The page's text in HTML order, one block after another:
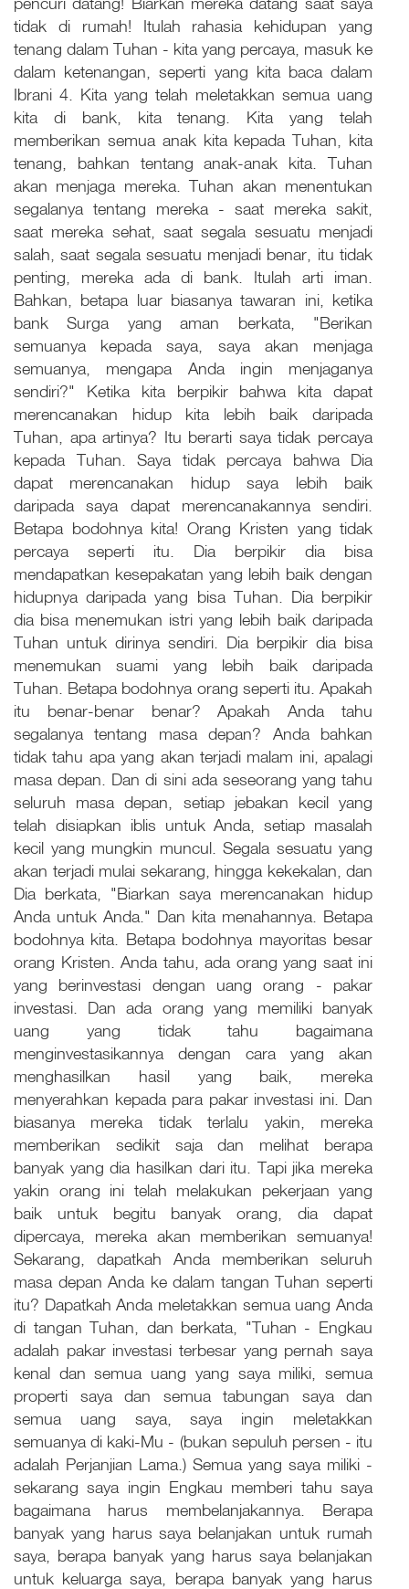
tidak di rumah! Itulah rahasia kehidupan yang
tenang dalam Tuhan - kita yang percaya, masuk ke
dalam ketenangan, seperti yang kita baca dalam
Ibrani 4. Kita yang telah meletakkan semua uang
kita di bank, kita tenang. Kita yang telah
memberikan semua anak kita kepada Tuhan, kita
tenang, bahkan tentang anak-anak kita. Tuhan
akan menjaga mereka. Tuhan akan menentukan
segalanya tentang mereka - saat mereka sakit,
saat mereka sehat, saat segala sesuatu menjadi
salah, saat segala sesuatu menjadi benar, itu tidak
penting, mereka ada di bank. Itulah arti iman.
Bahkan, betapa luar biasanya tawaran ini, ketika
bank Surga yang aman berkata, "Berikan
semuanya kepada saya, saya akan menjaga
semuanya, mengapa Anda ingin menjaganya
sendiri?" Ketika kita berpikir bahwa kita dapat
merencanakan hidup kita lebih baik daripada
Tuhan, apa artinya? Itu berarti saya tidak percaya
kepada Tuhan. Saya tidak percaya bahwa Dia
dapat merencanakan hidup saya lebih baik
daripada saya dapat merencanakannya sendiri.
Betapa bodohnya kita! Orang Kristen yang tidak
percaya seperti itu. Dia berpikir dia bisa
mendapatkan kesepakatan yang lebih baik dengan
hidupnya daripada yang bisa Tuhan. Dia berpikir
dia bisa menemukan istri yang lebih baik daripada
Tuhan untuk dirinya sendiri. Dia berpikir dia bisa
menemukan suami yang lebih baik daripada
Tuhan. Betapa bodohnya orang seperti itu. Apakah
itu benar-benar benar? Apakah Anda tahu
segalanya tentang masa depan? Anda bahkan
tidak tahu apa yang akan terjadi malam ini, apalagi
masa depan. Dan di sini ada seseorang yang tahu
seluruh masa depan, setiap jebakan kecil yang
telah disiapkan iblis untuk Anda, setiap masalah
kecil yang mungkin muncul. Segala sesuatu yang
akan terjadi mulai sekarang, hingga kekekalan, dan
Dia berkata, "Biarkan saya merencanakan hidup
Anda untuk Anda." Dan kita menahannya. Betapa
bodohnya kita. Betapa bodohnya mayoritas besar
orang Kristen. Anda tahu, ada orang yang saat ini
yang berinvestasi dengan uang orang - pakar
investasi. Dan ada orang yang memiliki banyak
uang yang tidak tahu bagaimana
menginvestasikannya dengan cara yang akan
menghasilkan hasil yang baik, mereka
menyerahkan kepada para pakar investasi ini. Dan
biasanya mereka tidak terlalu yakin, mereka
memberikan sedikit saja dan melihat berapa
banyak yang dia hasilkan dari itu. Tapi jika mereka
yakin orang ini telah melakukan pekerjaan yang
baik untuk begitu banyak orang, dia dapat
dipercaya, mereka akan memberikan semuanya!
Sekarang, dapatkah Anda memberikan seluruh
masa depan Anda ke dalam tangan Tuhan seperti
itu? Dapatkah Anda meletakkan semua uang Anda
di tangan Tuhan, dan berkata, "Tuhan - Engkau
adalah pakar investasi terbesar yang pernah saya
kenal dan semua uang yang saya miliki, semua
properti saya dan semua tabungan saya dan
semua uang saya, saya ingin meletakkan
semuanya di kaki-Mu - (bukan sepuluh persen - itu
adalah Perjanjian Lama.) Semua yang saya miliki -
sekarang saya ingin Engkau memberi tahu saya
bagaimana harus membelanjakannya. Berapa
banyak yang harus saya belanjakan untuk rumah
saya, berapa banyak yang harus saya belanjakan
untuk keluarga saya, berapa banyak yang harus